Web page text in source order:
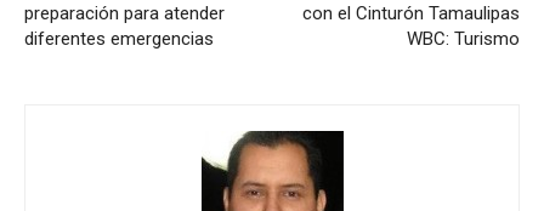
preparación para atender
diferentes emergencias
con el Cinturón Tamaulipas
WBC: Turismo